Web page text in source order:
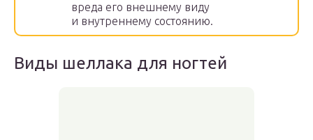
вреда его внешнему виду
и внутреннему состоянию.
Виды шеллака для ногтей